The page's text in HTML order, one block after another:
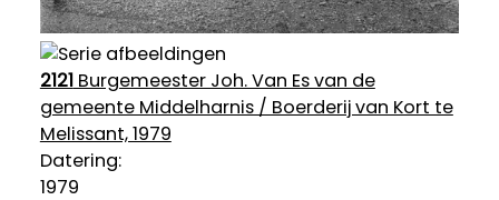
2121Burgemeester Joh. Van Es van de
gemeente Middelharnis / Boerderij van Kort te
Melissant, 1979
Datering:
1979